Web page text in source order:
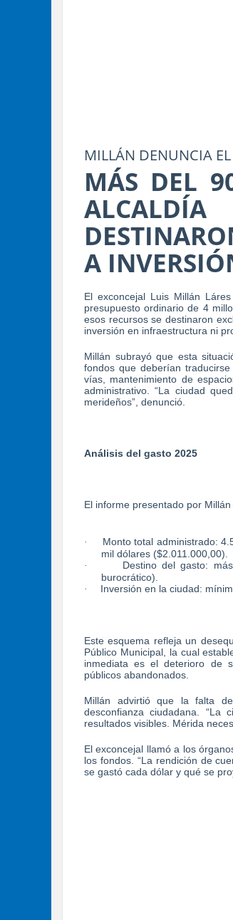
MILLÁN DENUNCIA
MÁS DEL
A
El exconcejal Luis Millán
presupuesto ordinario de 4
esos recursos se destinaron
inversión en infraestructura ni
Millán subrayó que esta
fondos que deberían
vías, mantenimiento de
administrativo. “La ciudad
merideños”, denunció.
Análisis del gasto 2025
El informe presentado por
·
Monto total administrado:
mil dólares ($2.011.000,00).
·
Destino del gasto:
burocrático).
· Inversión en la ciudad:
Este esquema refleja un
Público Municipal, la cual
inmediata es el deterioro de
públicos abandonados.
Millán advirtió que la falta
desconfianza ciudadana.
resultados visibles. Mérida
El exconcejal llamó a los
los fondos. “La rendición de
se gastó cada dólar y qué se